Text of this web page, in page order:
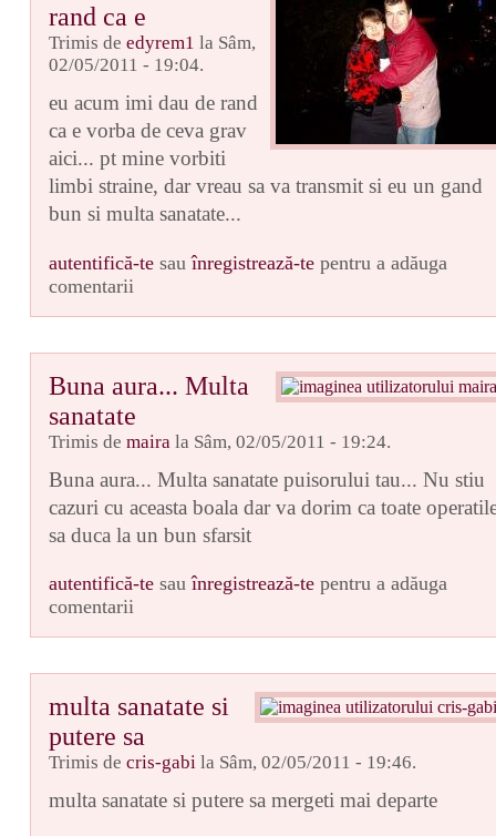
rand ca e
Trimis de edyrem1 la Sâm,
02/05/2011 - 19:04.
eu acum imi dau de rand
ca e vorba de ceva grav
aici... pt mine vorbiti
limbi straine, dar vreau sa va transmit si eu un gand
bun si multa sanatate...
autentifică-te sauînregistrează-te pentru a adăuga
comentarii
Buna aura... Multa
sanatate
Trimis de maira la Sâm, 02/05/2011 - 19:24.
Buna aura... Multa sanatate puisorului tau... Nu stiu
cazuri cu aceasta boala dar va dorim ca toate
sa duca la un bun sfarsit
autentifică-te sauînregistrează-te pentru a adăuga
comentarii
multa sanatate si
putere sa
Trimis de cris-gabi la Sâm, 02/05/2011 - 19:46.
multa sanatate si putere sa mergeti mai departe